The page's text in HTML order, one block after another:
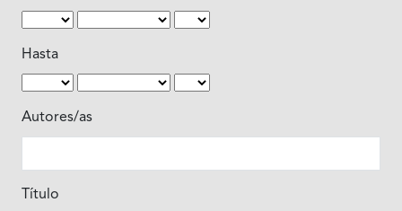
Hasta
Autores/as
Título